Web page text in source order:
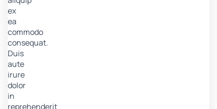
ex
ea
commodo
consequat.
Duis
aute
irure
dolor
in
reprehenderit